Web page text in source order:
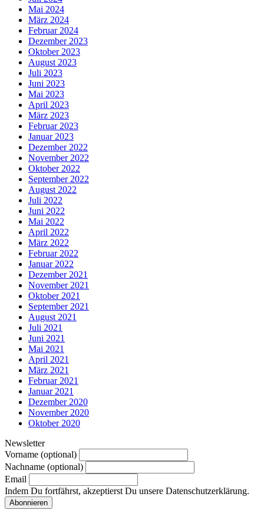
Mai 2024
März 2024
Februar 2024
Dezember 2023
Oktober 2023
August 2023
Juli 2023
Juni 2023
Mai 2023
April 2023
März 2023
Februar 2023
Januar 2023
Dezember 2022
November 2022
Oktober 2022
September 2022
August 2022
Juli 2022
Juni 2022
Mai 2022
April 2022
März 2022
Februar 2022
Januar 2022
Dezember 2021
November 2021
Oktober 2021
September 2021
August 2021
Juli 2021
Juni 2021
Mai 2021
April 2021
März 2021
Februar 2021
Januar 2021
Dezember 2020
November 2020
Oktober 2020
Newsletter
Vorname (optional)
Nachname (optional)
Email
Indem Du fortfährst, akzeptierst Du unsere Datenschutzerklärung.